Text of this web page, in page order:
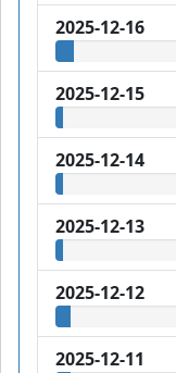
2025-12-16
2025-12-15
2025-12-14
2025-12-13
2025-12-12
2025-12-11